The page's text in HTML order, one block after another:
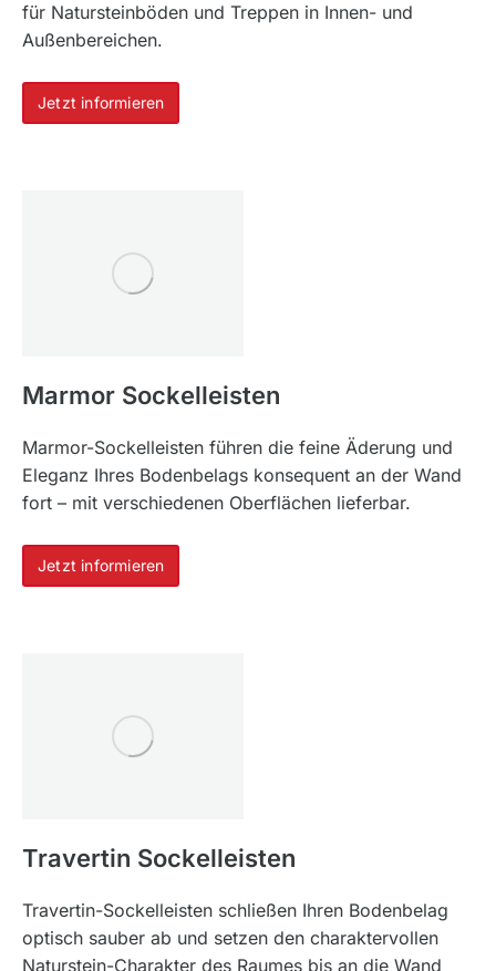
für Natursteinböden und Treppen in Innen- und
Außenbereichen.
Jetzt informieren
Marmor Sockelleisten
Marmor-Sockelleisten führen die feine Äderung und
Eleganz Ihres Bodenbelags konsequent an der Wand
fort – mit verschiedenen Oberflächen lieferbar.
Jetzt informieren
Travertin Sockelleisten
Travertin-Sockelleisten schließen Ihren Bodenbelag
optisch sauber ab und setzen den charaktervollen
Naturstein-Charakter des Raumes bis an die Wand